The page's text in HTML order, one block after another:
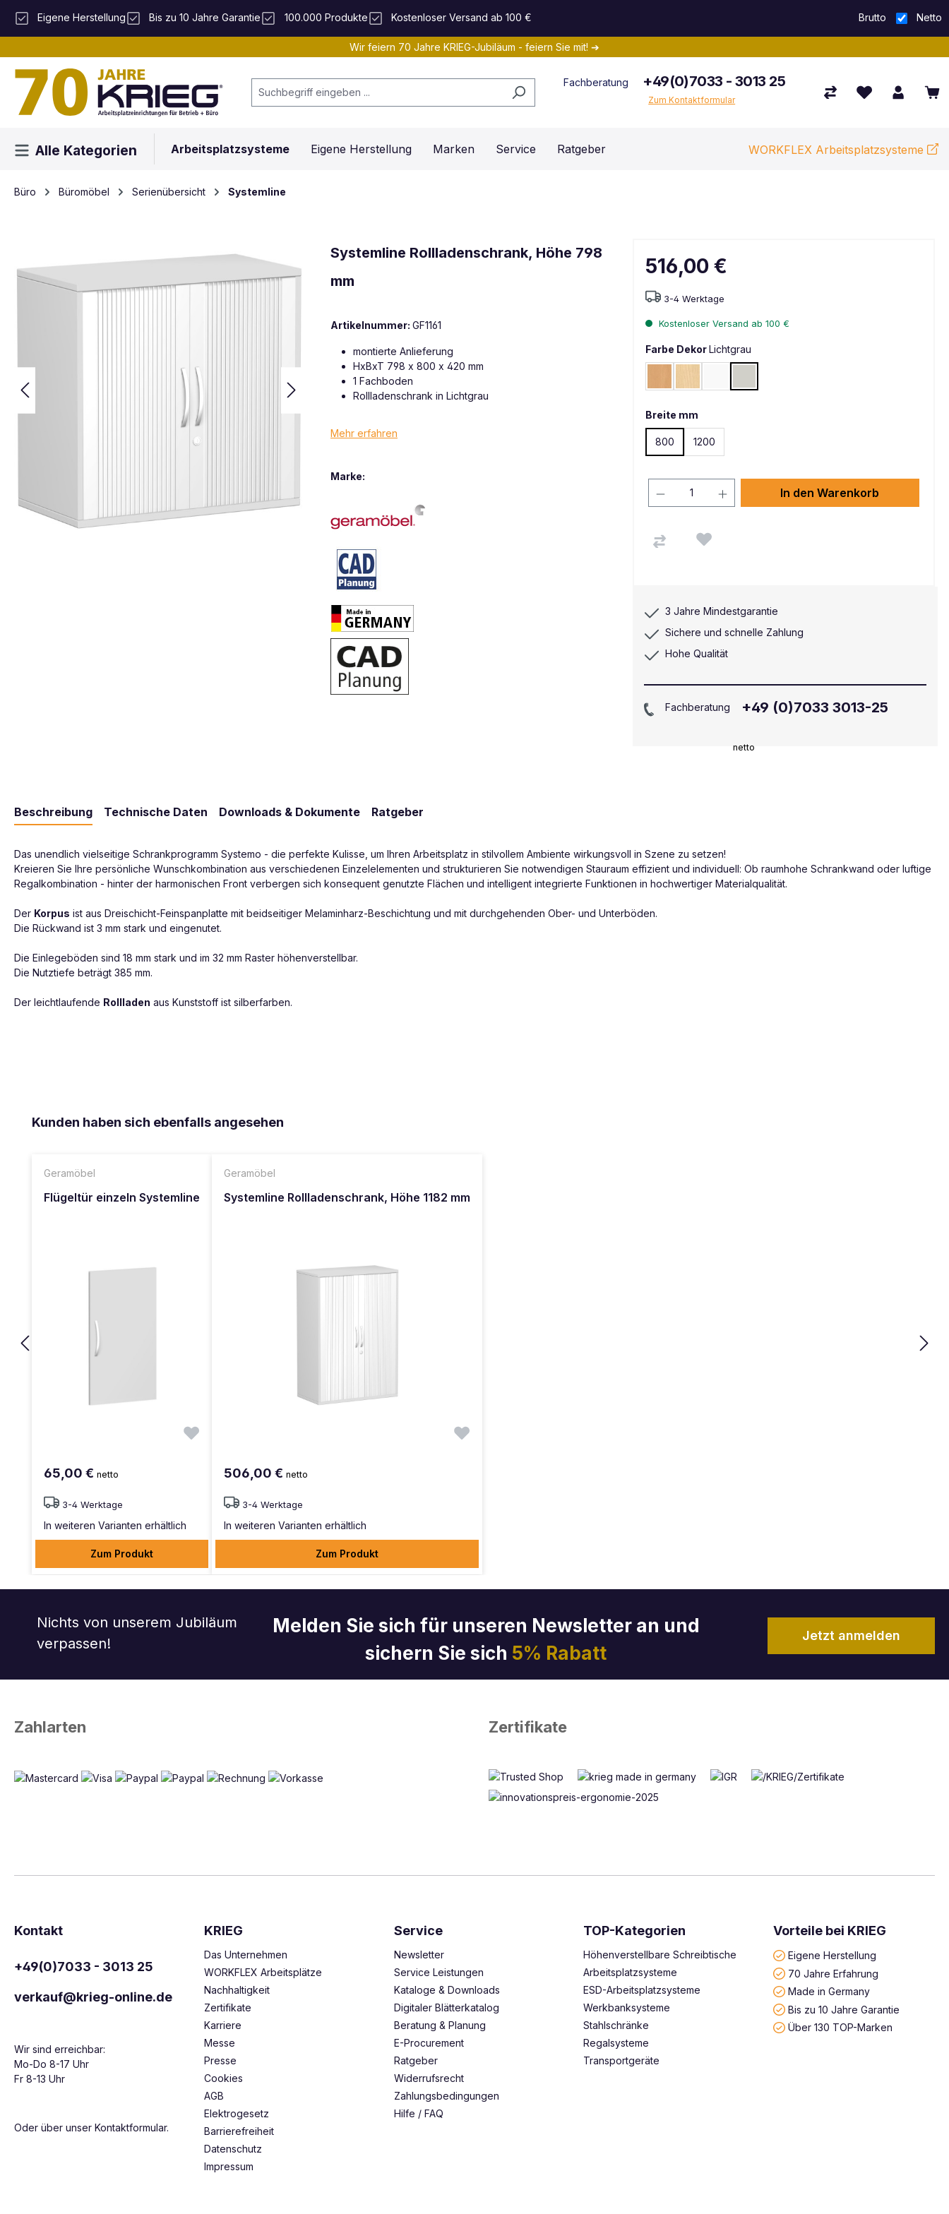
Hauptinhalt springen
Zur Suche springen
Zur Hauptnavigation springen
Eigene Herstellung Bis zu 10 Jahre Garantie 100.000 Produkte Kostenloser Versand ab 100 € Brutto Netto
Wir feiern 70 Jahre KRIEG-Jubiläum - feiern Sie mit! ➔
Fachberatung +49(0)7033 - 3013 25
Zum Kontaktformular
Alle Kategorien Arbeitsplatzsysteme Eigene Herstellung Marken Service Ratgeber WORKFLEX Arbeitsplatzsysteme
Büro Büromöbel Serienübersicht Systemline
Systemline Rollladenschrank, Höhe 798
mm
Artikelnummer: GF1161
montierte Anlieferung
HxBxT 798 x 800 x 420 mm
1 Fachboden
Rollladenschrank in Lichtgrau
Mehr erfahren
Marke:
516,00 €
netto
3-4 Werktage
Kostenloser Versand ab 100 €
Farbe DekorLichtgrau
Breite mm
800 1200
In den Warenkorb
3 Jahre Mindestgarantie
Sichere und schnelle Zahlung
Hohe Qualität
Fachberatung +49 (0)7033 3013-25
Beschreibung Technische Daten Downloads & Dokumente Ratgeber
Das unendlich vielseitige Schrankprogramm Systemo - die perfekte Kulisse, um Ihren Arbeitsplatz in stilvollem Ambiente wirkungsvoll in Szene zu setzen!
Kreieren Sie Ihre persönliche Wunschkombination aus verschiedenen Einzelelementen und strukturieren Sie notwendigen Stauraum effizient und individuell: Ob raumhohe Schrankwand oder luftige
Regalkombination - hinter der harmonischen Front verbergen sich konsequent genutzte Flächen und intelligent integrierte Funktionen in hochwertiger Materialqualität.
Der Korpus ist aus Dreischicht-Feinspanplatte mit beidseitiger Melaminharz-Beschichtung und mit durchgehenden Ober- und Unterböden.
Die Rückwand ist 3 mm stark und eingenutet.
Die Einlegeböden sind 18 mm stark und im 32 mm Raster höhenverstellbar.
Die Nutztiefe beträgt 385 mm.
Der leichtlaufende Rollladen aus Kunststoff ist silberfarben.
Produktgalerie überspringen
Kunden haben sich ebenfalls angesehen
Geramöbel
Flügeltür einzeln Systemline
65,00 € netto
3-4 Werktage
In weiteren Varianten erhältlich
Zum Produkt
Geramöbel
Systemline Rollladenschrank, Höhe 1182 mm
506,00 € netto
3-4 Werktage
In weiteren Varianten erhältlich
Zum Produkt
Nichts von unserem Jubiläum
verpassen!
Melden Sie sich für unseren Newsletter an und
sichern Sie sich 5% Rabatt
Jetzt anmelden
Zahlarten Zertifikate
Kontakt
+49(0)7033 - 3013 25
verkauf@krieg-online.de
Wir sind erreichbar:
Mo-Do 8-17 Uhr
Fr 8-13 Uhr
Oder über unser Kontaktformular.
KRIEG
Das Unternehmen
WORKFLEX Arbeitsplätze
Nachhaltigkeit
Zertifikate
Karriere
Messe
Presse
Cookies
AGB
Elektrogesetz
Barrierefreiheit
Datenschutz
Impressum
Service
Newsletter
Service Leistungen
Kataloge & Downloads
Digitaler Blätterkatalog
Beratung & Planung
E-Procurement
Ratgeber
Widerrufsrecht
Zahlungsbedingungen
Hilfe / FAQ
TOP-Kategorien
Höhenverstellbare Schreibtische
Arbeitsplatzsysteme
ESD-Arbeitsplatzsysteme
Werkbanksysteme
Stahlschränke
Regalsysteme
Transportgeräte
Vorteile bei KRIEG
Eigene Herstellung
70 Jahre Erfahrung
Made in Germany
Bis zu 10 Jahre Garantie
Über 130 TOP-Marken